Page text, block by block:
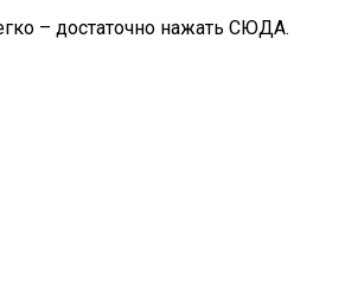
– достаточно нажать СЮДА.